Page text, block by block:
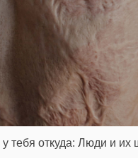
у тебя откуда: Люди и